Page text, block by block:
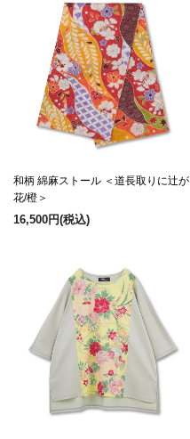
和柄 綿麻ストール ＜道長取りに辻が
花/橙＞
16,500円(税込)